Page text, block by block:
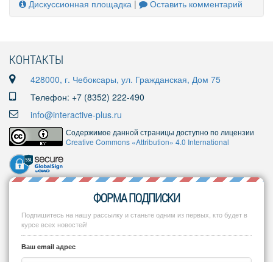
Дискуссионная площадка | Оставить комментарий
КОНТАКТЫ
428000, г. Чебоксары, ул. Гражданская, Дом 75
Телефон: +7 (8352) 222-490
info@interactive-plus.ru
Содержимое данной страницы доступно по лицензии
Creative Commons «Attribution» 4.0 International
ФОРМА ПОДПИСКИ
Подпишитесь на нашу рассылку и станьте одним из первых, кто будет в
курсе всех новостей!
Ваш email адрес